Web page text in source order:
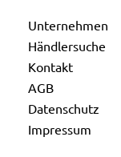
Unternehmen
Händlersuche
Kontakt
AGB
Datenschutz
Impressum